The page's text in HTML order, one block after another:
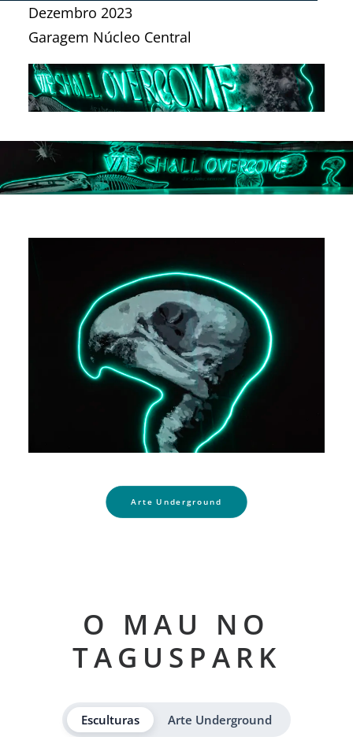
Dezembro 2023
Garagem Núcleo Central
Arte Underground
O MAU NO
TAGUSPARK
Esculturas Arte Underground